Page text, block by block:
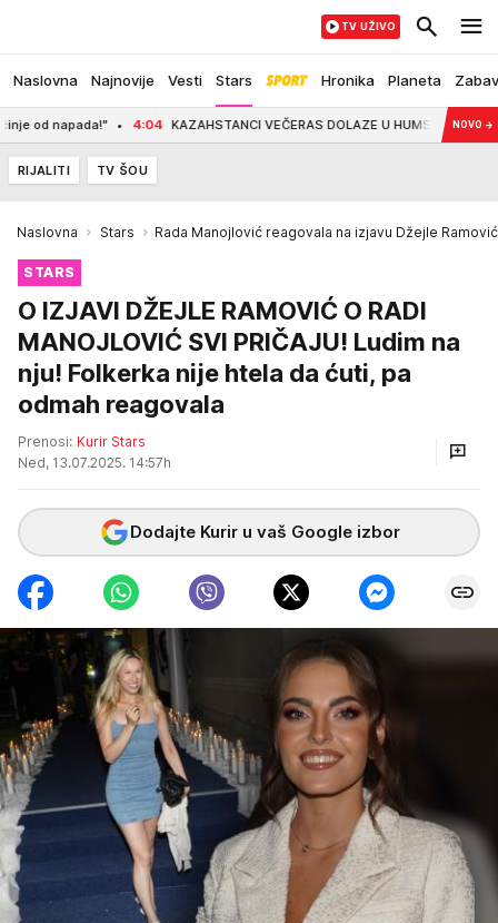
Naslovna Najnovije Vesti Stars Hronika Planeta
TV UŽIVO
4:04 KAZAHSTANCI VEČERAS DOLAZE U HUMSKU, CRNO-BELINOVO →
RIJALITI TV ŠOU
Naslovna Stars Rada Manojlović reagovala na izjavu Džejle
STARS
O IZJAVI DŽEJLE RAMOVIĆ O RADI
MANOJLOVIĆ SVI PRIČAJU! Ludim na
nju! Folkerka nije htela da ćuti, pa
odmah reagovala
Prenosi: Kurir Stars
Ned, 13.07.2025. 14:57h
Dodajte Kurir u vaš Google izbor